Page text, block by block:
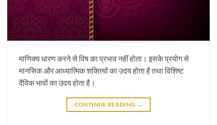
माणिक्य धारण करने से विष का प्रभाव नहीं होता। इसके प्रयोग से
मानसिक और आध्यात्मिक शक्तियों का उदय होता है तथा विशिष्ट
दैविक भावों का उदय होता है।
CONTINUE READING →